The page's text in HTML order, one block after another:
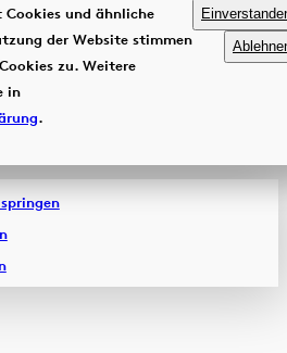
Cookies und ähnliche
der Website stimmen
zu. Weitere
in
.